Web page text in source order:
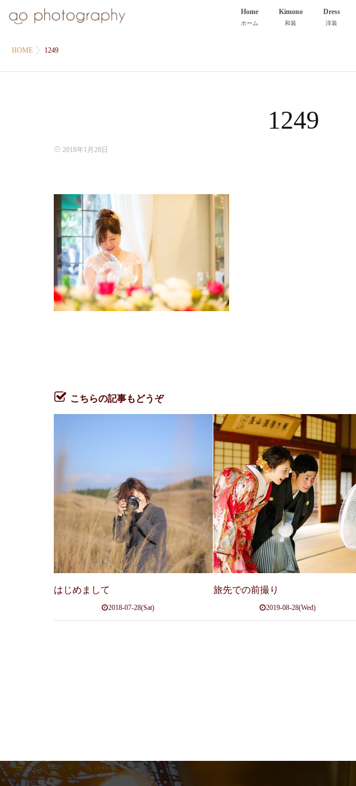
Home
ホーム
Kimono
和装
Dress
洋装
HOME 1249
1249
2018年1月28日
こちらの記事もどうぞ
はじめまして
2018-07-28(Sat)
旅先での前撮り
2019-08-28(Wed)